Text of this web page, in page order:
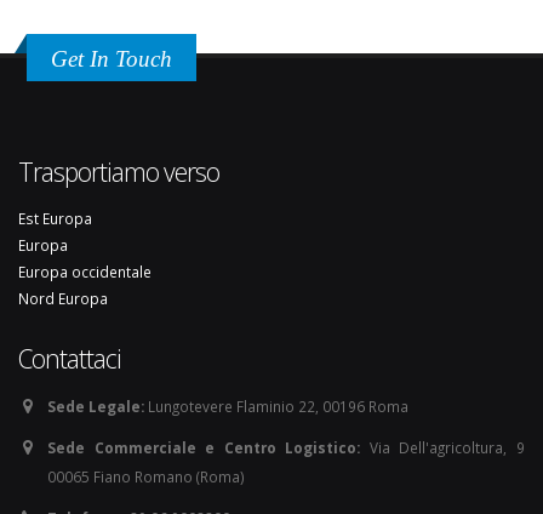
Get In Touch
Trasportiamo verso
Est Europa
Europa
Europa occidentale
Nord Europa
Contattaci
Sede Legale: Lungotevere Flaminio 22, 00196 Roma
Sede Commerciale e Centro Logistico: Via Dell'agricoltura, 9
00065 Fiano Romano (Roma)